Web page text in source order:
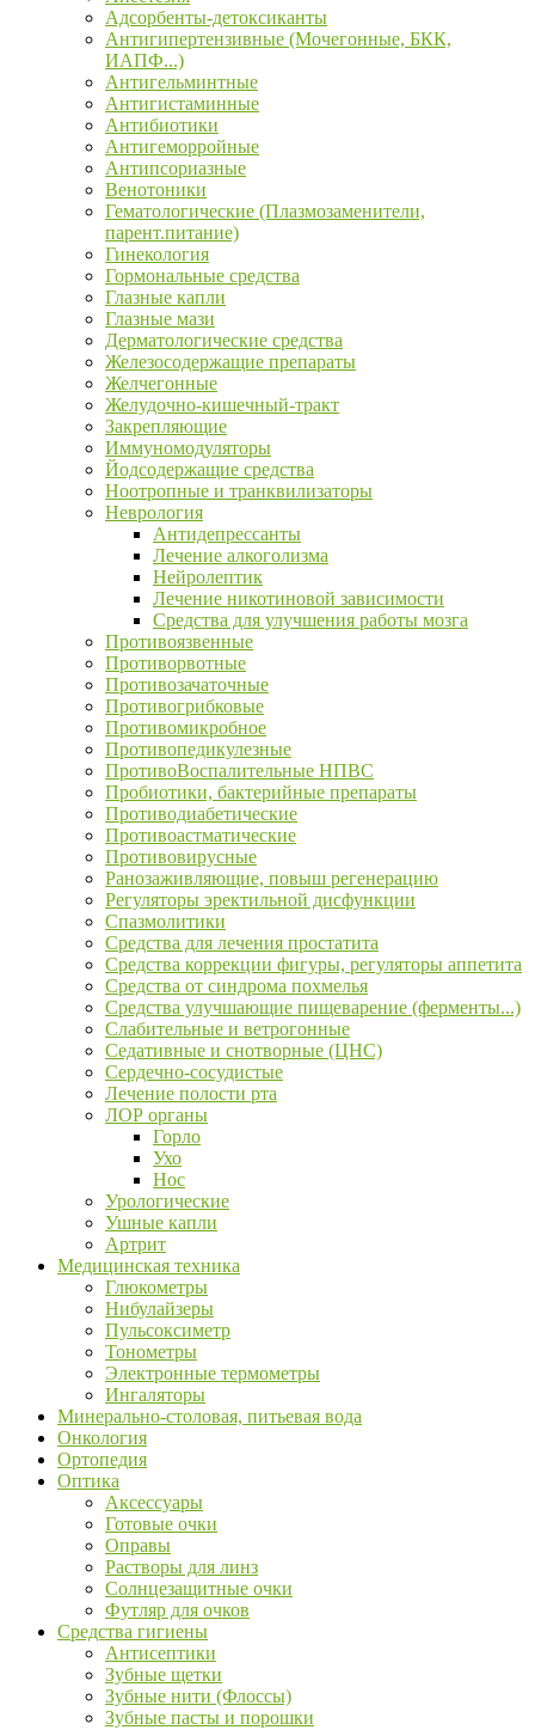
Адсорбенты-детоксиканты
Антигипертензивные (Мочегонные, БКК,
ИАПФ...)
Антигельминтные
Антигистаминные
Антибиотики
Антигеморройные
Антипсориазные
Венотоники
Гематологические (Плазмозаменители,
парент.питание)
Гинекология
Гормональные средства
Глазные капли
Глазные мази
Дерматологические средства
Железосодержащие препараты
Желчегонные
Желудочно-кишечный-тракт
Закрепляющие
Иммуномодуляторы
Йодсодержащие средства
Ноотропные и транквилизаторы
Неврология
Антидепрессанты
Лечение алкоголизма
Нейролептик
Лечение никотиновой зависимости
Средства для улучшения работы мозга
Противоязвенные
Противорвотные
Противозачаточные
Противогрибковые
Противомикробное
Противопедикулезные
ПротивоВоспалительные НПВС
Пробиотики, бактерийные препараты
Противодиабетические
Противоастматические
Противовирусные
Ранозаживляющие, повыш регенерацию
Регуляторы эректильной дисфункции
Спазмолитики
Средства для лечения простатита
Средства коррекции фигуры, регуляторы аппетита
Средства от синдрома похмелья
Средства улучшающие пищеварение (ферменты...)
Слабительные и ветрогонные
Седативные и снотворные (ЦНС)
Сердечно-сосудистые
Лечение полости рта
ЛОР органы
Горло
Ухо
Нос
Урологические
Ушные капли
Артрит
Медицинская техника
Глюкометры
Нибулайзеры
Пульсоксиметр
Тонометры
Электронные термометры
Ингаляторы
Минерально-столовая, питьевая вода
Онкология
Ортопедия
Оптика
Аксессуары
Готовые очки
Оправы
Растворы для линз
Солнцезащитные очки
Футляр для очков
Средства гигиены
Антисептики
Зубные щетки
Зубные нити (Флоссы)
Зубные пасты и порошки